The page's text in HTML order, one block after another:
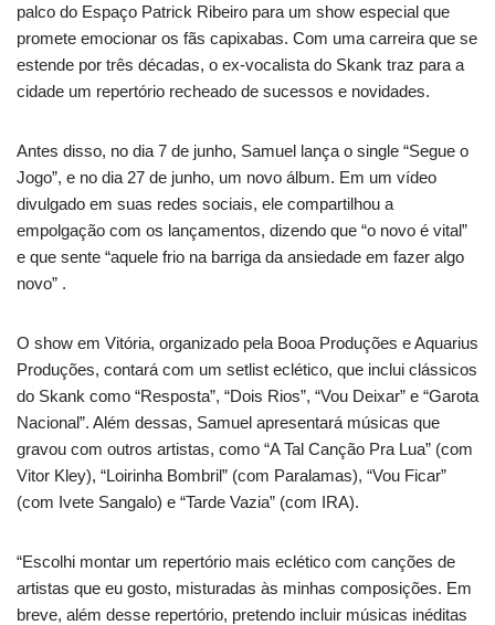
palco do Espaço Patrick Ribeiro para um show especial que
promete emocionar os fãs capixabas. Com uma carreira que se
estende por três décadas, o ex-vocalista do Skank traz para a
cidade um repertório recheado de sucessos e novidades.
Antes disso, no dia 7 de junho, Samuel lança o single “Segue o
Jogo”, e no dia 27 de junho, um novo álbum. Em um vídeo
divulgado em suas redes sociais, ele compartilhou a
empolgação com os lançamentos, dizendo que “o novo é vital”
e que sente “aquele frio na barriga da ansiedade em fazer algo
novo” .
O show em Vitória, organizado pela Booa Produções e Aquarius
Produções, contará com um setlist eclético, que inclui clássicos
do Skank como “Resposta”, “Dois Rios”, “Vou Deixar” e “Garota
Nacional”. Além dessas, Samuel apresentará músicas que
gravou com outros artistas, como “A Tal Canção Pra Lua” (com
Vitor Kley), “Loirinha Bombril” (com Paralamas), “Vou Ficar”
(com Ivete Sangalo) e “Tarde Vazia” (com IRA).
“Escolhi montar um repertório mais eclético com canções de
artistas que eu gosto, misturadas às minhas composições. Em
breve, além desse repertório, pretendo incluir músicas inéditas